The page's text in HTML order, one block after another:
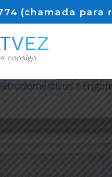
774 (chamada
/